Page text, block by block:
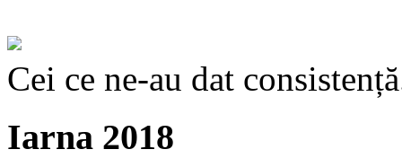
Cei ce ne-au dat
Iarna 2018